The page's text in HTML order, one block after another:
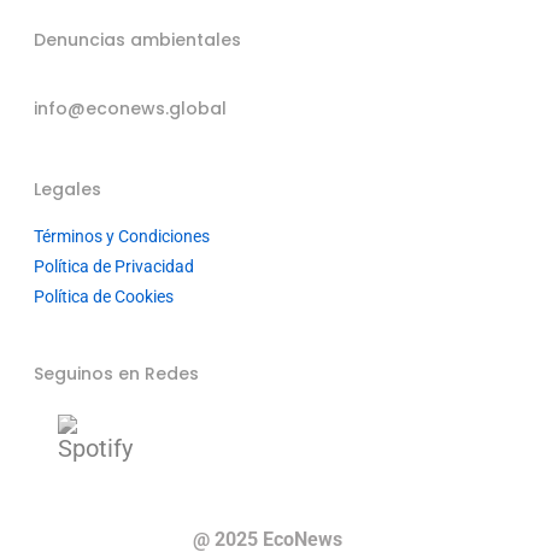
Denuncias ambientales
info@econews.global
Legales
Términos y Condiciones
Política de Privacidad
Política de Cookies
Seguinos en Redes
@ 2025 EcoNews